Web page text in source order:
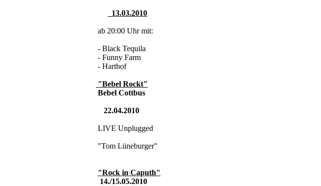
13.03.2010
ab 20:00 Uhr mit:
- Black Tequila
- Funny Farm
- Harthof
"Bebel Rockt"
Bebel Cottbus
22.04.2010
LIVE Unplugged
"Tom Lüneburger"
"Rock in Caputh"
14./15.05.2010